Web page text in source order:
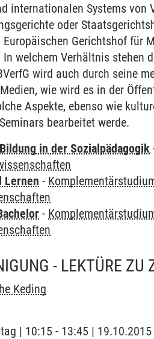
internationalen Systems von
oder
Europäischen Gerichtshof für
welchem Verhältnis stehen
wird auch durch seine
wie wird es in der
Aspekte, ebenso wie
bearbeitet werde.
in der Sozialpädagogik
Lernen -
-
- LEKTÜRE ZU
Keding
| 10:15 - 13:45 |